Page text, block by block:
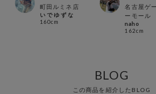
町田ルミネ店
い で ゆ ず な
160cm
名古屋ゲ
ーモール
naho
162cm
BLOG
この商品を紹介したBLOG